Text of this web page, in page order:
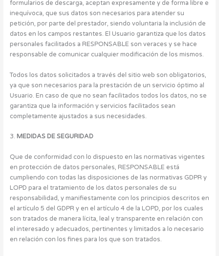
formularios de descarga, aceptan expresamente y de forma libre e
inequívoca, que sus datos son necesarios para atender su
petición, por parte del prestador, siendo voluntaria la inclusión de
datos en los campos restantes. El Usuario garantiza que los datos
personales facilitados a RESPONSABLE son veraces y se hace
responsable de comunicar cualquier modificación de los mismos.
Todos los datos solicitados a través del sitio web son obligatorios,
ya que son necesarios para la prestación de un servicio óptimo al
Usuario. En caso de que no sean facilitados todos los datos, no se
garantiza que la información y servicios facilitados sean
completamente ajustados a sus necesidades.
3. MEDIDAS DE SEGURIDAD
Que de conformidad con lo dispuesto en las normativas vigentes
en protección de datos personales, RESPONSABLE está
cumpliendo con todas las disposiciones de las normativas GDPR y
LOPD para el tratamiento de los datos personales de su
responsabilidad, y manifiestamente con los principios descritos en
el artículo 5 del GDPR y en el artículo 4 de la LOPD, por los cuales
son tratados de manera lícita, leal y transparente en relación con
el interesado y adecuados, pertinentes y limitados a lo necesario
en relación con los fines para los que son tratados.